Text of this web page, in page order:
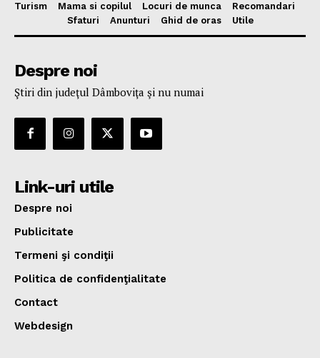
Turism
Mama si copilul Locuri de munca
Recomandari
Sfaturi
Anunturi Ghid de oras Utile
Despre noi
Ştiri din judeţul Dâmboviţa şi nu numai
Link-uri utile
Despre noi
Publicitate
Termeni şi condiţii
Politica de confidenţialitate
Contact
Webdesign